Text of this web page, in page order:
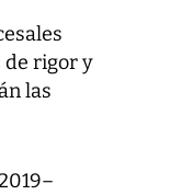
de rigor y
las